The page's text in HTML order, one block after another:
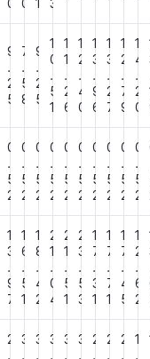
0
0
1
3
9
.
2
5
7
.
5
8
9
.
2
5
1
0
.
5
1
1
1
.
2
6
1
2
.
4
0
1
3
.
9
6
1
3
.
2
7
1
2
.
7
9
1
4
.
2
0
0
.
5
2
0
.
5
2
0
.
5
2
0
.
5
2
0
.
5
2
0
.
5
2
0
.
5
2
0
.
5
2
0
.
5
2
0
.
5
2
1
3
.
9
7
1
6
.
5
1
1
8
.
4
2
2
1
.
0
4
2
1
.
5
1
2
3
.
5
3
1
7
.
3
1
1
7
.
7
1
1
7
.
4
5
1
2
.
6
2
2
.
3
.
3
.
3
.
3
.
3
.
2
.
2
.
2
.
1
.